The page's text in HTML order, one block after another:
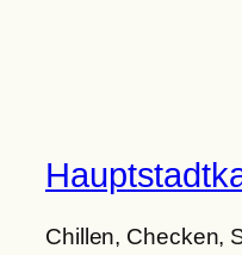
Chillen, Checken,